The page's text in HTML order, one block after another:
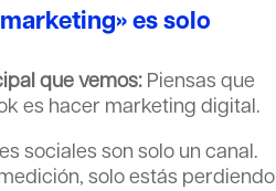
es solo
que vemos:Piensas que
es hacer marketing digital.
sociales son solo un canal.
solo estás perdiendo